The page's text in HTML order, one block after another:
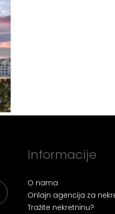
Informacije
O nama
Onlajn agencija za
Tražite nekretninu?